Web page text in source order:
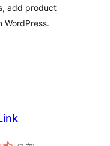
add product
評